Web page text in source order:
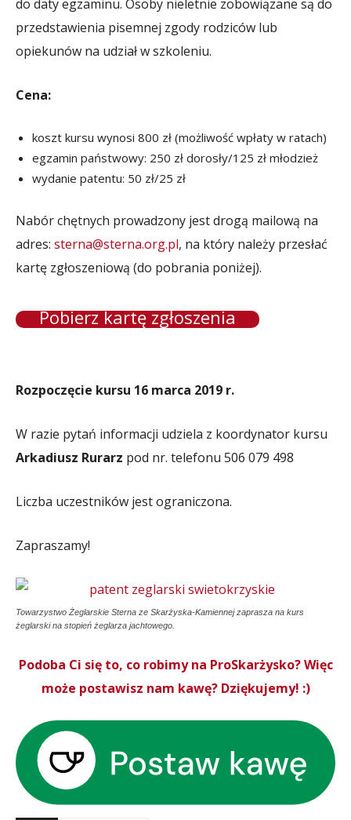
do daty egzaminu. Osoby nieletnie zobowiązane są do
przedstawienia pisemnej zgody rodziców lub
opiekunów na udział w szkoleniu.
Cena:
koszt kursu wynosi 800 zł (możliwość wpłaty w ratach)
egzamin państwowy: 250 zł dorosły/125 zł młodzież
wydanie patentu: 50 zł/25 zł
Nabór chętnych prowadzony jest drogą mailową na
adres: sterna@sterna.org.pl, na który należy przesłać
kartę zgłoszeniową (do pobrania poniżej).
Pobierz kartę zgłoszenia
Rozpoczęcie kursu 16 marca 2019 r.
W razie pytań informacji udziela z koordynator kursu
Arkadiusz Rurarz pod nr. telefonu 506 079 498
Liczba uczestników jest ograniczona.
Zapraszamy!
Towarzystwo Żeglarskie Sterna ze Skarżyska-Kamiennej zaprasza na kurs
żeglarski na stopień żeglarza jachtowego.
Podoba Ci się to, co robimy na ProSkarżysko? Więc
może postawisz nam kawę? Dziękujemy! :)